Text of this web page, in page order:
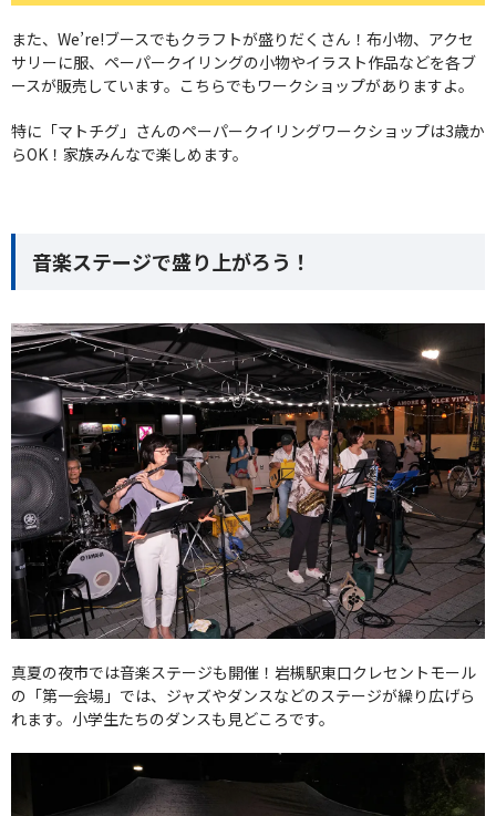
また、We’re!ブースでもクラフトが盛りだくさん！布小物、アクセ
サリーに服、ペーパークイリングの小物やイラスト作品などを各ブ
ースが販売しています。こちらでもワークショップがありますよ。
特に「マトチグ」さんのペーパークイリングワークショップは3歳か
らOK！家族みんなで楽しめます。
音楽ステージで盛り上がろう！
真夏の夜市では音楽ステージも開催！岩槻駅東口クレセントモール
の「第一会場」では、ジャズやダンスなどのステージが繰り広げら
れます。小学生たちのダンスも見どころです。